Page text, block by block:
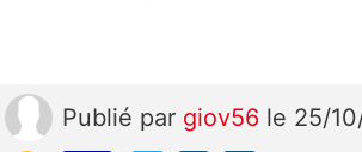
Publié par giov56 le 25/